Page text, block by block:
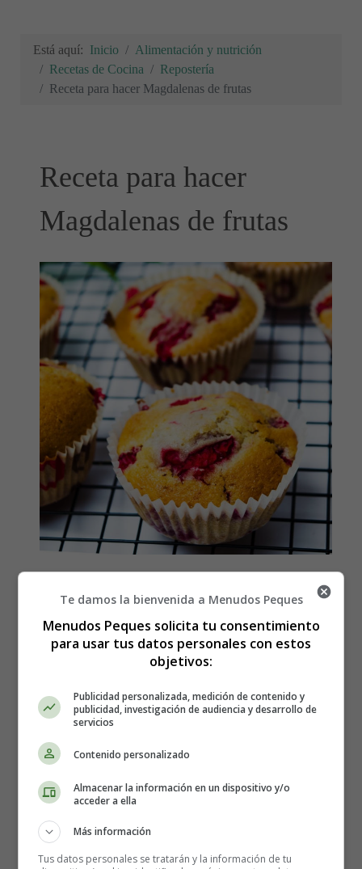
Está aquí: Inicio
Alimentación y nutrición
Recetas de Cocina
Repostería
Receta para hacer Magdalenas de frutas
Receta para hacer
Magdalenas de frutas
Cómo hacer Magdalenas de
frutas
hacer este Magdalenas de frutas son:
5 fresasmedianas
½
plátanopequeño
2 tazas de harina integral
Te damos la bienvenida a Menudos Peques
Menudos Peques solicita tu consentimiento
para usar tus datos personales con estos
objetivos:
Publicidad personalizada, medición de contenido y
publicidad, investigación de audiencia y desarrollo de
servicios
Contenido personalizado
Almacenar la información en un dispositivo y/o
acceder a ella
Más información
Tus datos personales se tratarán y la información de tu